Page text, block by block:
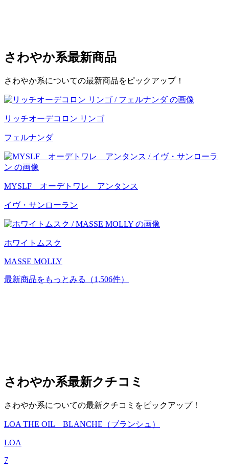
さわやか系最新商品
さわやか系についての最新商品をピックアップ！
リッチオーデコロン リンゴ
フェルナンダ
MYSLF オーデトワレ アンタンス
イヴ・サンローラン
ホワイトムスク
MASSE MOLLY
最新商品をもっとみる （1,506件）
さわやか系最新クチコミ
さわやか系についての最新クチコミをピックアップ！
LOA THE OIL BLANCHE（ブランシュ）
LOA
7